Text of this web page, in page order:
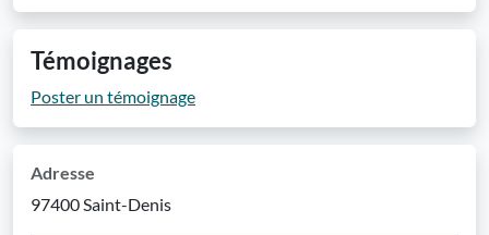
Témoignages
Poster un témoignage
Adresse
97400 Saint-Denis